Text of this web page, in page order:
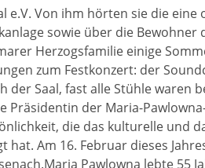
Von ihm hörten sie die eine
sowie über die Bewohner
Herzogsfamilie einige
zum Festkonzert: der
Saal, fast alle Stühle waren
der Maria-
die das kulturelle und
Am 16. Februar dieses
Pawlowna lebte 55